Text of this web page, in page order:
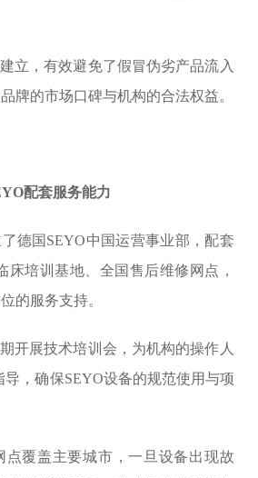
立，有效避免了假冒伪劣产品流入
牌的市场口碑与机构的合法权益。
配套服务能力
德国SEYO中国运营事业部，配套
床培训基地、全国售后维修网点，
的服务支持。
开展技术培训会，为机构的操作人
导，确保SEYO设备的规范使用与项
点覆盖主要城市，一旦设备出现故